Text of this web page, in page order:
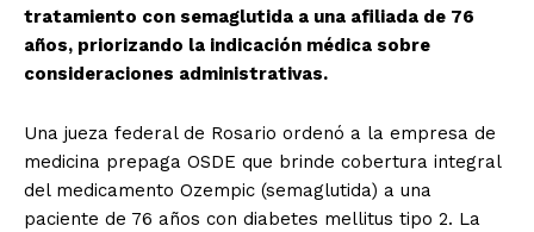
tratamiento con semaglutida a una afiliada de 76
años, priorizando la indicación médica sobre
consideraciones administrativas.
Una jueza federal de Rosario ordenó a la empresa de
medicina prepaga OSDE que brinde cobertura integral
del medicamento Ozempic (semaglutida) a una
paciente de 76 años con diabetes mellitus tipo 2. La